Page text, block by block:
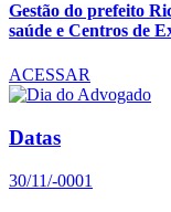
Gestão do prefeito
saúde e Centros de
ACESSAR
Datas
30/11/-0001